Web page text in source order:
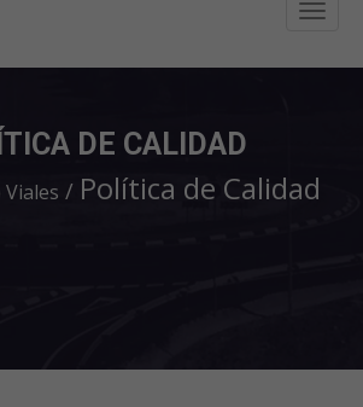
DE CALIDAD
Política de Calidad